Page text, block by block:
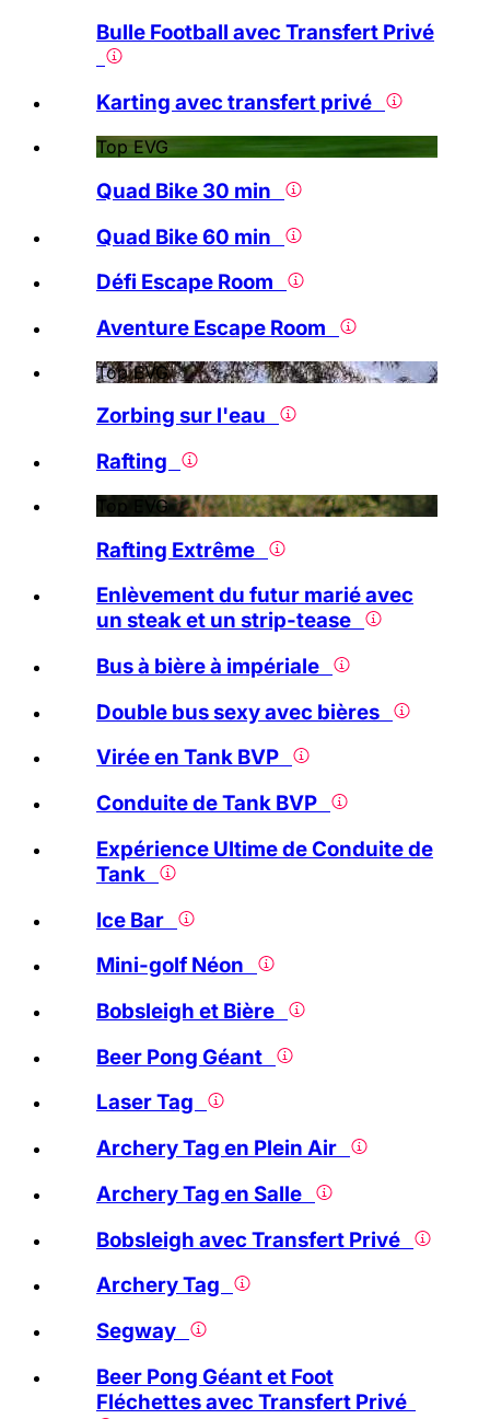
Bulle Football avec Transfert Privé
Karting avec transfert privé
Top EVG
Quad Bike 30 min
Quad Bike 60 min
Défi Escape Room
Aventure Escape Room
Top EVG
Zorbing sur l'eau
Rafting
Top EVG
Rafting Extrême
Enlèvement du futur marié avec
un steak et un strip-tease
Bus à bière à impériale
Double bus sexy avec bières
Virée en Tank BVP
Conduite de Tank BVP
Expérience Ultime de Conduite de
Tank
Ice Bar
Mini-golf Néon
Bobsleigh et Bière
Beer Pong Géant
Laser Tag
Archery Tag en Plein Air
Archery Tag en Salle
Bobsleigh avec Transfert Privé
Archery Tag
Segway
Beer Pong Géant et Foot
Fléchettes avec Transfert Privé